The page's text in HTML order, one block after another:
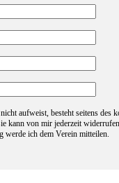
aufweist, besteht seitens
kann von mir jederzeit
werde ich dem Verein mitteilen.